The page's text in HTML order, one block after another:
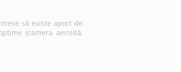
să existe aport de
(camera aerisită,